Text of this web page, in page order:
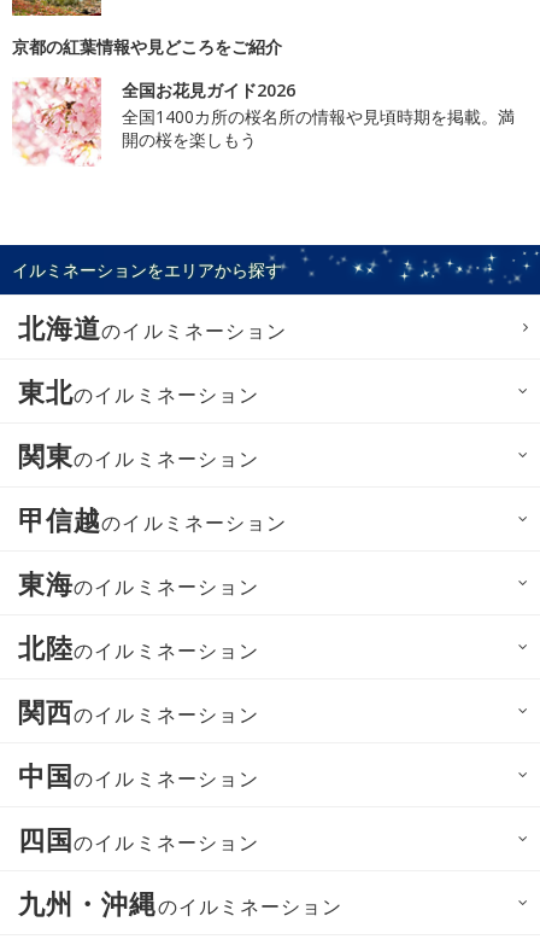
京都の紅葉情報や見どころをご紹介
全国お花見ガイド2026
全国1400カ所の桜名所の情報や見頃時期を掲載。満
開の桜を楽しもう
イルミネーションをエリアから探す
北海道のイルミネーション
東北のイルミネーション
関東のイルミネーション
甲信越のイルミネーション
東海のイルミネーション
北陸のイルミネーション
関西のイルミネーション
中国のイルミネーション
四国のイルミネーション
九州・沖縄のイルミネーション